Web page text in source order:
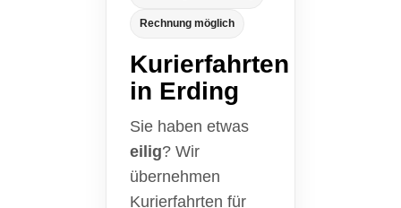
Rechnung möglich
Kurierfahrten
in Erding
Sie haben etwas
eilig? Wir
übernehmen
Kurierfahrten für